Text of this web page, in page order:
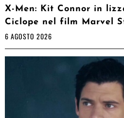
X-Men: Kit Connor in
Ciclope nel film Marvel
6 AGOSTO 2026